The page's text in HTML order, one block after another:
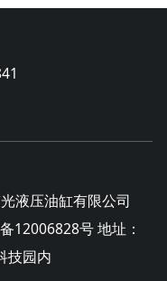
液压油缸有限公司
12006828号地址：
技园内